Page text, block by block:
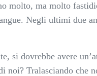
molto, ma molto
Negli ultimi due
si dovrebbe avere
noi? Tralasciando che